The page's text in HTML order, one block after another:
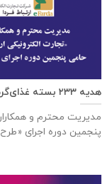
هدیه ۲۳۳ بسته غذای‌گرم به پنجمین دوره اجرای، طرح افطار ۲۰
مدیریت محترم و
پنجمین دوره اجرای «طرح